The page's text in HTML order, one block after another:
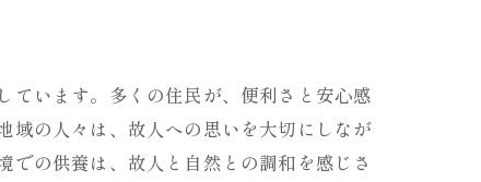
ています。多くの住民が、便利さと安心感
域の人々は、故人への思いを大切にしなが
の供養は、故人と自然との調和を感じさ